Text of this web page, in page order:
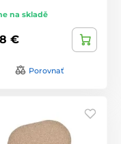
na skladě
€
Porovnať